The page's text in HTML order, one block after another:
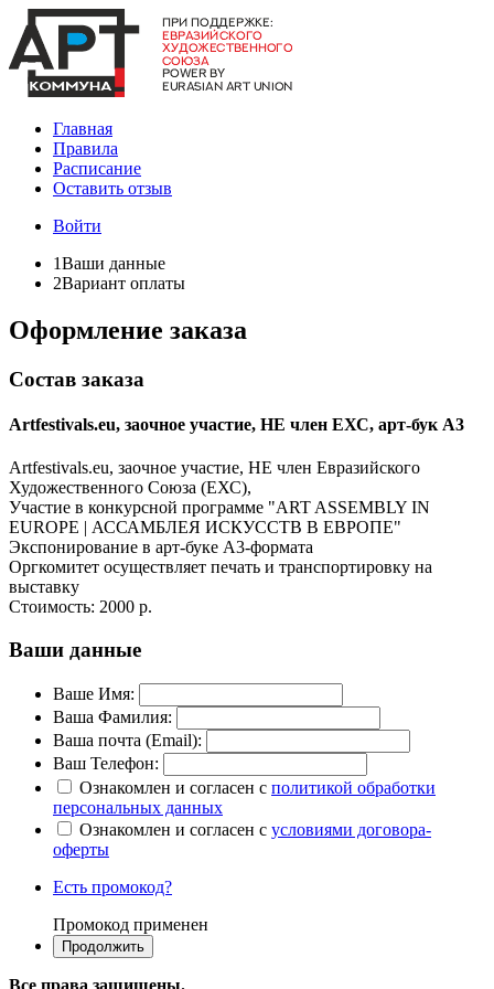
Главная
Правила
Расписание
Оставить отзыв
Войти
1Ваши данные
2Вариант оплаты
Оформление заказа
Состав заказа
Artfestivals.eu, заочное участие, НЕ член ЕХС, арт-бук А3
Artfestivals.eu, заочное участие, НЕ член Евразийского
Художественного Союза (ЕХС),
Участие в конкурсной программе "ART ASSEMBLY IN
EUROPE | АССАМБЛЕЯ ИСКУССТВ В ЕВРОПЕ"
Экспонирование в арт-буке А3-формата
Оргкомитет осуществляет печать и транспортировку на
выставку
Стоимость: 2000 р.
Ваши данные
Ваше Имя:
Ваша Фамилия:
Ваша почта (Email):
Ваш Телефон:
Ознакомлен и согласен с политикой обработки
персональных данных
Ознакомлен и согласен с условиями договора-
оферты
Есть промокод?
Промокод применен
Все права защищены.